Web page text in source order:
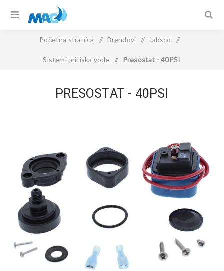
Početna stranica / Brendovi / Jabsco /
Sistemi pritiska vode / Presostat - 40PSI
PRESOSTAT - 40PSI